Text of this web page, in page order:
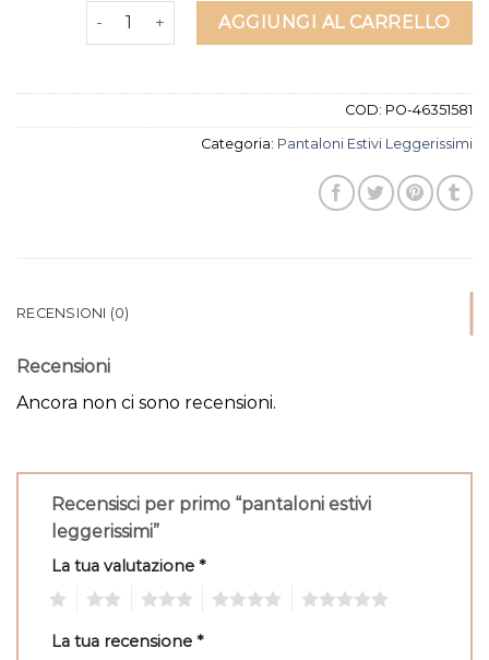
pantaloni estivi leggerissimi quantità
AGGIUNGI AL CARRELLO
COD: PO-46351581
Categoria: Pantaloni Estivi Leggerissimi
RECENSIONI (0)
Recensioni
Ancora non ci sono recensioni.
Recensisci per primo “pantaloni estivi
leggerissimi”
La tua valutazione *
La tua recensione *